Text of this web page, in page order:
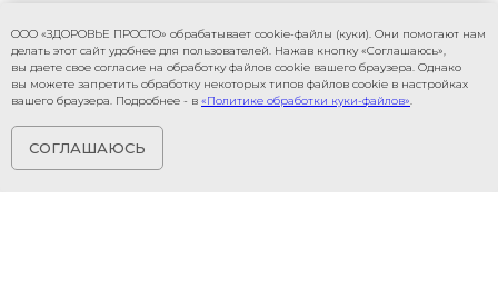
ООО «ЗДОРОВЬЕ ПРОСТО» обрабатывает cookie-файлы (куки). Они помогают нам
делать этот сайт удобнее для пользователей. Нажав кнопку «Соглашаюсь»,
вы даете свое согласие на обработку файлов cookie вашего браузера. Однако
вы можете запретить обработку некоторых типов файлов cookie в настройках
вашего браузера. Подробнее - в «Политике обработки куки-файлов».
СОГЛАШАЮСЬ